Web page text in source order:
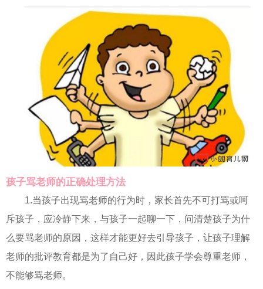
孩子骂老师的正确处理方法
1.当孩子出现骂老师的行为时，家长首先不可打骂或呵
斥孩子，应冷静下来，与孩子一起聊一下，问清楚孩子为什
么要骂老师的原因，这样才能更好去引导孩子，让孩子理解
老师的批评教育都是为了自己好，因此孩子学会尊重老师，
不能够骂老师。